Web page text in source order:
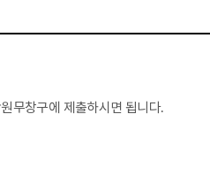
무창구에 제출하시면 됩니다.